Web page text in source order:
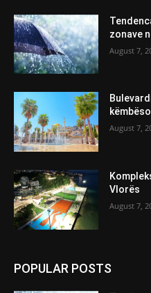
zonave
August 7,
August 7,
Vlorës
August 7,
POPULAR POSTS